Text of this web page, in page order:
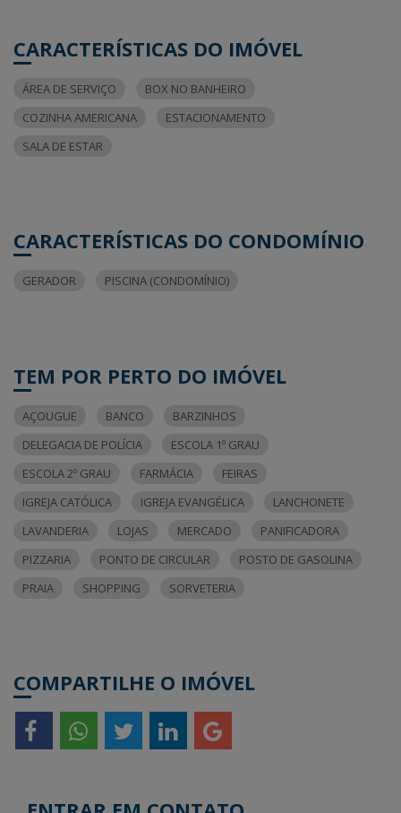
CARACTERÍSTICAS DO IMÓVEL
ÁREA DE SERVIÇO
BOX NO BANHEIRO
COZINHA AMERICANA
ESTACIONAMENTO
SALA DE ESTAR
CARACTERÍSTICAS DO CONDOMÍNIO
GERADOR PISCINA (CONDOMÍNIO)
TEM POR PERTO DO IMÓVEL
AÇOUGUE BANCO
BARZINHOS
DELEGACIA DE POLÍCIA
ESCOLA 1º GRAU
ESCOLA 2º GRAU
FARMÁCIA
FEIRAS
IGREJA CATÓLICA
IGREJA EVANGÉLICA
LANCHONETE
LAVANDERIA
LOJAS MERCADO
PANIFICADORA
PIZZARIA
PONTO DE CIRCULAR
POSTO DE GASOLINA
PRAIA
SHOPPING SORVETERIA
COMPARTILHE O IMÓVEL